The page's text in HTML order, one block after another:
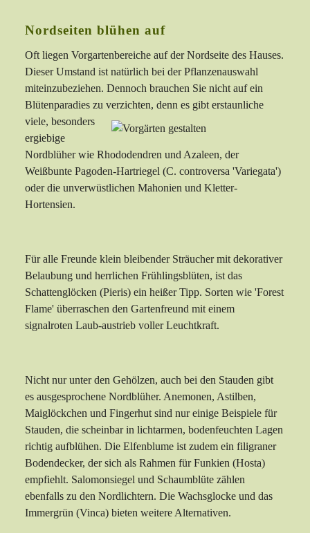
Nordseiten blühen auf
Oft liegen Vorgartenbereiche auf der Nordseite des Hauses.
Dieser Umstand ist natürlich bei der Pflanzenauswahl
miteinzubeziehen. Dennoch brauchen Sie nicht auf ein
Blütenparadies zu verzichten, denn es gibt erstaunliche
viele,besonders
ergiebige
Nordblüher wie Rhododendren und Azaleen, der
Weißbunte Pagoden-Hartriegel (C. controversa 'Variegata')
oder die unverwüstlichen Mahonien und Kletter-
Hortensien.
Für alle Freunde klein bleibender Sträucher mit dekorativer
Belaubung und herrlichen Frühlingsblüten, ist das
Schattenglöcken (Pieris) ein heißer Tipp. Sorten wie 'Forest
Flame' überraschen den Gartenfreund mit einem
signalroten Laub-austrieb voller Leuchtkraft.
Nicht nur unter den Gehölzen, auch bei den Stauden gibt
es ausgesprochene Nordblüher. Anemonen, Astilben,
Maiglöckchen und Fingerhut sind nur einige Beispiele für
Stauden, die scheinbar in lichtarmen, bodenfeuchten Lagen
richtig aufblühen. Die Elfenblume ist zudem ein filigraner
Bodendecker, der sich als Rahmen für Funkien (Hosta)
empfiehlt. Salomonsiegel und Schaumblüte zählen
ebenfalls zu den Nordlichtern. Die Wachsglocke und das
Immergrün (Vinca) bieten weitere Alternativen.